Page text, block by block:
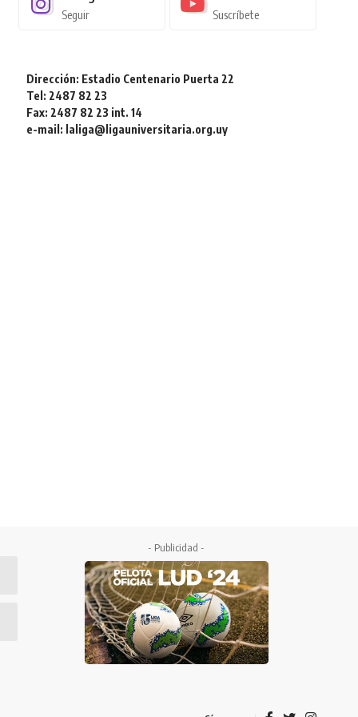
Seguir Suscríbete
Dirección: Estadio Centenario Puerta 22
Tel: 2487 82 23
Fax: 2487 82 23 int. 14
e-mail: laliga@ligauniversitaria.org.uy
- Publicidad -